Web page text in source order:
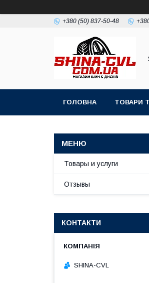
+380 (50) 837-50-48
ГОЛОВНА ТОВАРИ
Товары и услуги
Отзывы
КОНТАКТИ
SHINA-CVL